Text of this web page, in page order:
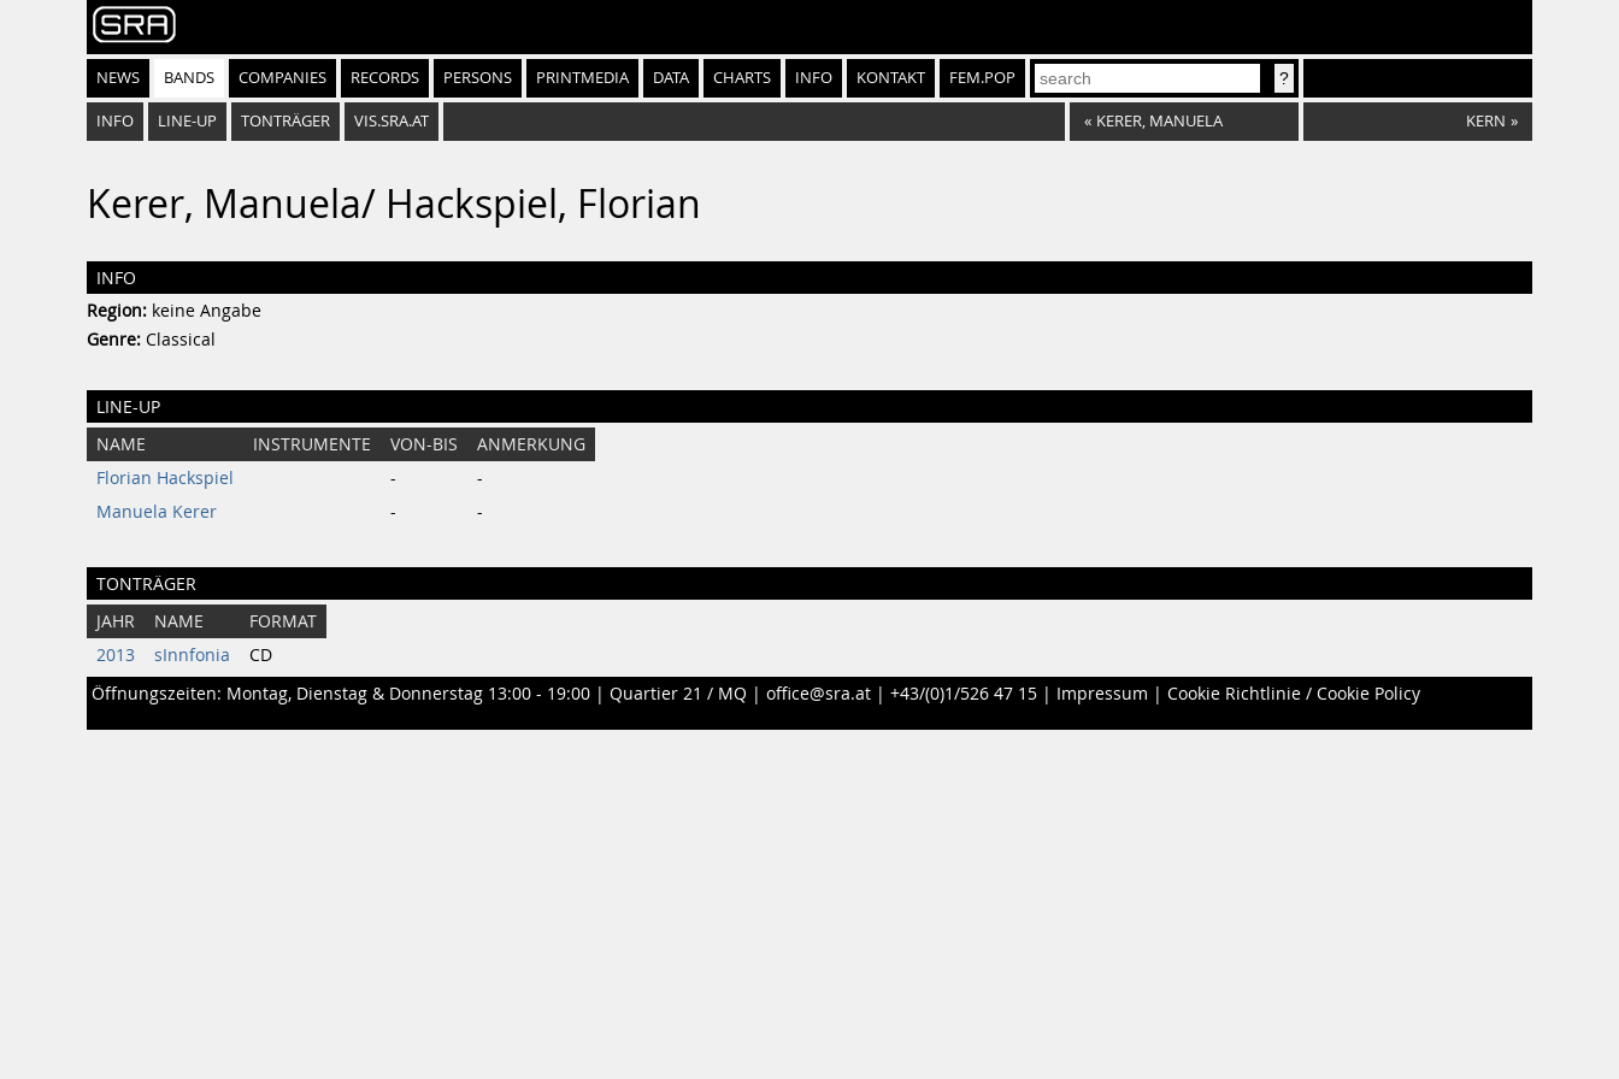
NEWS BANDS COMPANIES RECORDS PERSONS PRINTMEDIA DATA CHARTS INFO KONTAKT FEM.POP
INFO LINE-UP TONTRÄGER VIS.SRA.AT « KERER, MANUELA KERN »
Kerer, Manuela/ Hackspiel, Florian
INFO
Region: keine Angabe
Genre: Classical
LINE-UP
NAME INSTRUMENTE VON-BIS
ANMERKUNG
Florian Hackspiel
-
-
Manuela Kerer
- -
TONTRÄGER
JAHR NAME
FORMAT
2013
sInnfonia
CD
Öffnungszeiten: Montag, Dienstag & Donnerstag 13:00 - 19:00 | Quartier 21 / MQ | office@sra.at | +43/(0)1/526 47 15 | Impressum | Cookie Richtlinie / Cookie Policy